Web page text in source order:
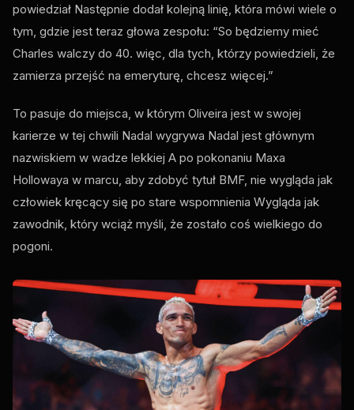
powiedział Następnie dodał kolejną linię, która mówi wiele o
tym, gdzie jest teraz głowa zespołu: “So będziemy mieć
Charles walczy do 40. więc, dla tych, którzy powiedzieli, że
zamierza przejść na emeryturę, chcesz więcej.”
To pasuje do miejsca, w którym Oliveira jest w swojej
karierze w tej chwili Nadal wygrywa Nadal jest głównym
nazwiskiem w wadze lekkiej A po pokonaniu Maxa
Hollowaya w marcu, aby zdobyć tytuł BMF, nie wygląda jak
człowiek kręcący się po stare wspomnienia Wygląda jak
zawodnik, który wciąż myśli, że zostało coś wielkiego do
pogoni.